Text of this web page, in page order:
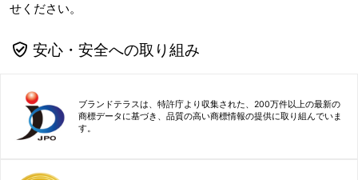
せください。
安心・安全への取り組み
ブランドテラスは、特許庁より収集された、200万件以上の最新の
商標データに基づき、品質の高い商標情報の提供に取り組んでいま
す。